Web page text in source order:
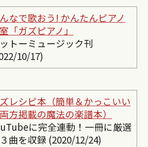
なで歌おう! かんたんピアノ
「ガズピアノ」
トーミュージック刊
10/17)
レシピ本（簡単＆かっこいい
方掲載の魔法の楽譜本）
に完全連動！一冊に厳選
曲を収録 (2020/12/24)